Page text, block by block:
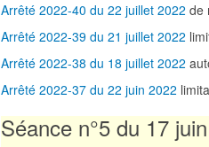
Arrêté 2022-40 du 22 juillet 2022 de
Arrêté 2022-39 du 21 juillet 2022
Arrêté 2022-38 du 18 juillet 2022
Arrêté 2022-37 du 22 juin 2022
Séance n°5 du 17